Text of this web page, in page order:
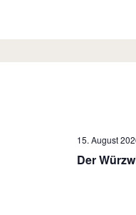
Der
15. August